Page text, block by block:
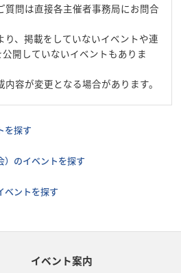
質問は直接各主催者事務局にお問合
り、掲載をしていないイベントや連
開していないイベントもありま
容が変更となる場合があります。
を探す
）のイベントを探す
ベントを探す
イベント案内